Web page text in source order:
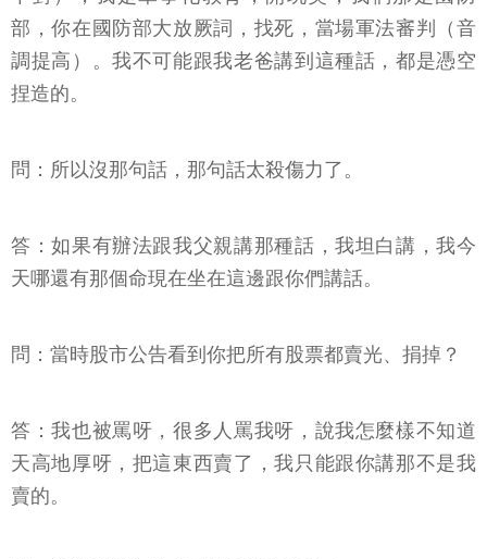
部，你在國防部大放厥詞，找死，當場軍法審判（音
調提高）。我不可能跟我老爸講到這種話，都是憑空
捏造的。
問：所以沒那句話，那句話太殺傷力了。
答：如果有辦法跟我父親講那種話，我坦白講，我今
天哪還有那個命現在坐在這邊跟你們講話。
問：當時股市公告看到你把所有股票都賣光、捐掉？
答：我也被罵呀，很多人罵我呀，說我怎麼樣不知道
天高地厚呀，把這東西賣了，我只能跟你講那不是我
賣的。